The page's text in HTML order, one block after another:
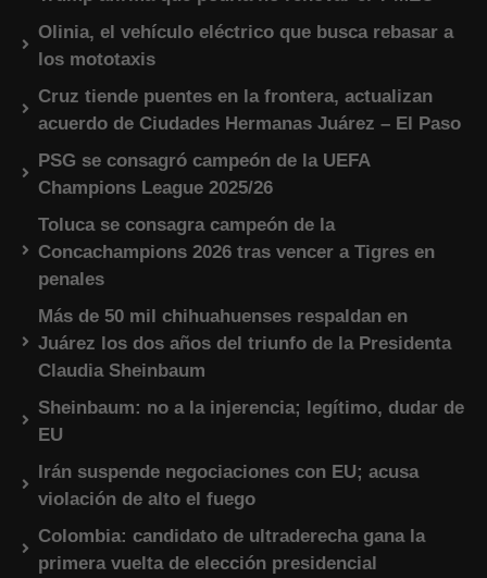
Olinia, el vehículo eléctrico que busca rebasar a
los mototaxis
Cruz tiende puentes en la frontera, actualizan
acuerdo de Ciudades Hermanas Juárez – El Paso
PSG se consagró campeón de la UEFA
Champions League 2025/26
Toluca se consagra campeón de la
Concachampions 2026 tras vencer a Tigres en
penales
Más de 50 mil chihuahuenses respaldan en
Juárez los dos años del triunfo de la Presidenta
Claudia Sheinbaum
Sheinbaum: no a la injerencia; legítimo, dudar de
EU
Irán suspende negociaciones con EU; acusa
violación de alto el fuego
Colombia: candidato de ultraderecha gana la
primera vuelta de elección presidencial